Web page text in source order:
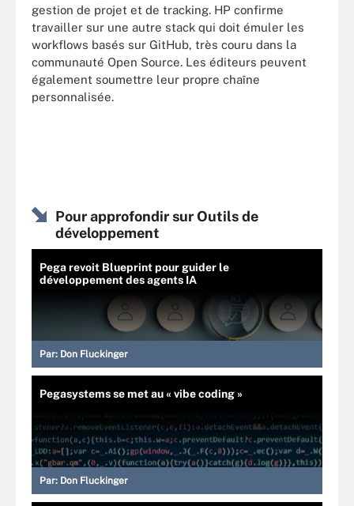
gestion de projet et de tracking. HP confirme
travailler sur une autre stack qui doit émuler les
workflows basés sur GitHub, très couru dans la
communauté Open Source. Les éditeurs peuvent
également soumettre leur propre chaîne
personnalisée.
Pour approfondir sur Outils de
développement
Pega revoit Blueprint pour guider le
développement des agents IA
Par: Don Fluckinger
Pegasystems se met au « vibe coding »
Par: Don Fluckinger